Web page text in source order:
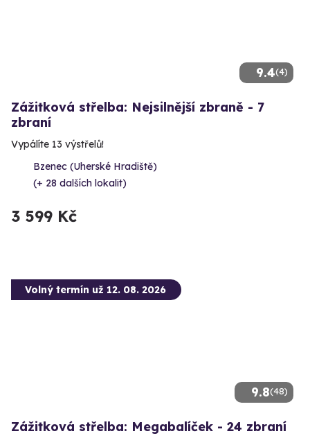
9.4(4)
Zážitková střelba: Nejsilnější zbraně - 7
zbraní
Vypálíte 13 výstřelů!
Bzenec (Uherské Hradiště)
(+ 28 dalších lokalit)
3 599 Kč
9.8(48)
Volný termín už 12. 08. 2026
Zážitková střelba: Megabalíček - 24 zbraní